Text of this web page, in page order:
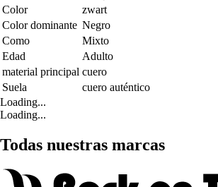
Color
zwart
Color dominante Negro
Como
Mixto
Edad
Adulto
material principal cuero
Suela
cuero auténtico
Loading...
Loading...
Todas nuestras marcas